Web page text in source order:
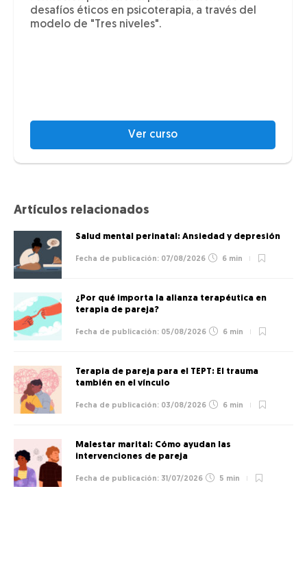
desafíos éticos en psicoterapia, a través del
modelo de "Tres niveles".
Ver curso
Artículos relacionados
Salud mental perinatal: Ansiedad y depresión
07/08/2026 6 min
¿Por qué importa la alianza terapéutica en
terapia de pareja?
05/08/2026 6 min
Terapia de pareja para el TEPT: El trauma
también en el vínculo
03/08/2026 6 min
Malestar marital: Cómo ayudan las
intervenciones de pareja
31/07/2026 5 min